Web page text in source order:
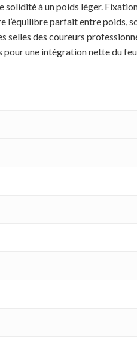
solidité à un poids léger.
l’équilibre parfait entre poids,
selles des coureurs
pour une intégration nette du